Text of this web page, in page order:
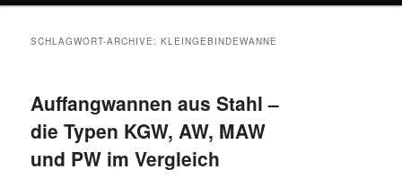
SCHLAGWORT-ARCHIVE:KLEINGEBINDEWANNE
Auffangwannen aus Stahl –
die Typen KGW, AW, MAW
und PW im Vergleich